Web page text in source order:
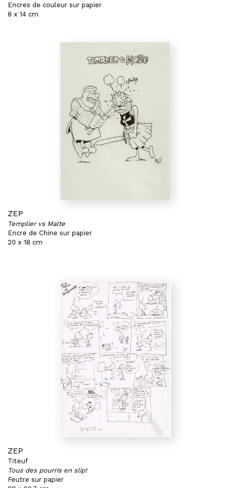
Encres de couleur sur papier
8 x 14 cm
ZEP
Templier vs Malte
Encre de Chine sur papier
20 x 18 cm
ZEP
Titeuf
Tous des pourris en slip!
Feutre sur papier